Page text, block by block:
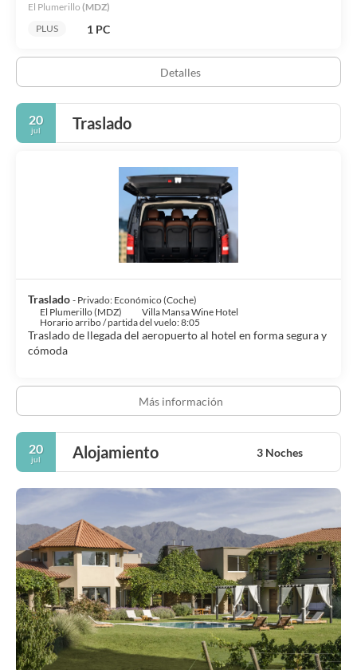
El Plumerillo (MDZ)
PLUS
1 PC
Detalles
20
jul Traslado
Traslado - Privado: Económico (Coche)
El Plumerillo (MDZ)
Villa Mansa Wine Hotel
Horario arribo / partida del vuelo: 8:05
Traslado de llegada del aeropuerto al hotel en forma segura y
cómoda
Más información
20
jul Alojamiento 3 Noches